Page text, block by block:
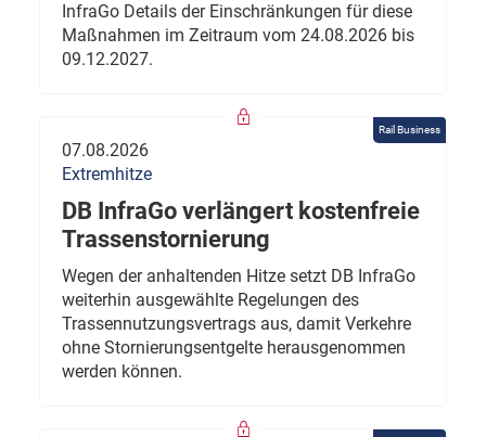
InfraGo Details der Einschränkungen für diese
Maßnahmen im Zeitraum vom 24.08.2026 bis
09.12.2027.
Rail Business
07.08.2026
Extremhitze
DB InfraGo verlängert kostenfreie
Trassenstornierung
Wegen der anhaltenden Hitze setzt DB InfraGo
weiterhin ausgewählte Regelungen des
Trassennutzungsvertrags aus, damit Verkehre
ohne Stornierungsentgelte herausgenommen
werden können.